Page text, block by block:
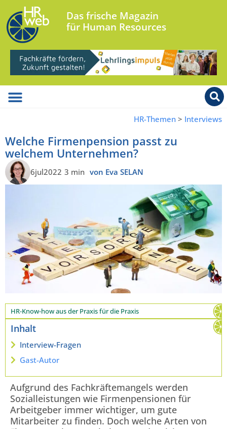
Das frische Magazin
für Human Resources
HR-Themen > Interviews
Welche Firmenpension passt zu
welchem Unternehmen?
6jul2022 3 min von Eva SELAN
HR-Know-how aus der Praxis für die Praxis
Inhalt
Interview-Fragen
Gast-Autor
Aufgrund des Fachkräftemangels werden
Sozialleistungen wie Firmenpensionen für
Arbeitgeber immer wichtiger, um gute
Mitarbeiter zu finden. Doch welche Arten von